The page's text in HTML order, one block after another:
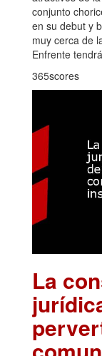
conjunto
en su debut y
muy cerca de
Enfrente
365scores
La